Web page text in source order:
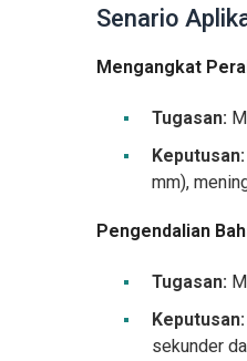
Senario
Mengangkat
Tugasan:
Keputusan:
mm),
Pengendalian
Tugasan:
Keputusan:
sekunder